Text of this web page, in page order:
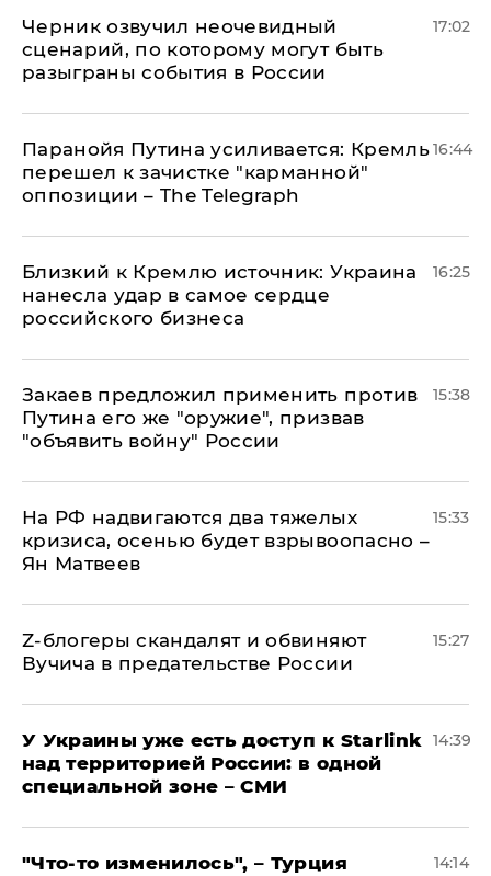
Черник озвучил неочевидный
сценарий, по которому могут быть
разыграны события в России
17:02
Паранойя Путина усиливается: Кремль
перешел к зачистке "карманной"
оппозиции – The Telegraph
16:44
Близкий к Кремлю источник: Украина
нанесла удар в самое сердце
российского бизнеса
16:25
Закаев предложил применить против
Путина его же "оружие", призвав
"объявить войну" России
15:38
На РФ надвигаются два тяжелых
кризиса, осенью будет взрывоопасно –
Ян Матвеев
15:33
Z-блогеры скандалят и обвиняют
Вучича в предательстве России
15:27
У Украины уже есть доступ к Starlink
над территорией России: в одной
специальной зоне – СМИ
14:39
​"Что-то изменилось", – Турция
14:14